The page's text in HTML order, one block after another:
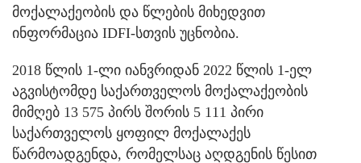
მოქალაქეობის და წლების მიხედვით
ინფორმაცია IDFI-სთვის უცნობია.
2018 წლის 1-ლი იანვრიდან 2022 წლის 1-ელ
აგვისტომდე საქართველოს მოქალაქეობის
მიმღებ 13 575 პირს შორის 5 111 პირი
საქართველოს ყოფილ მოქალაქეს
წარმოადგენდა, რომელსაც აღდგენის წესით